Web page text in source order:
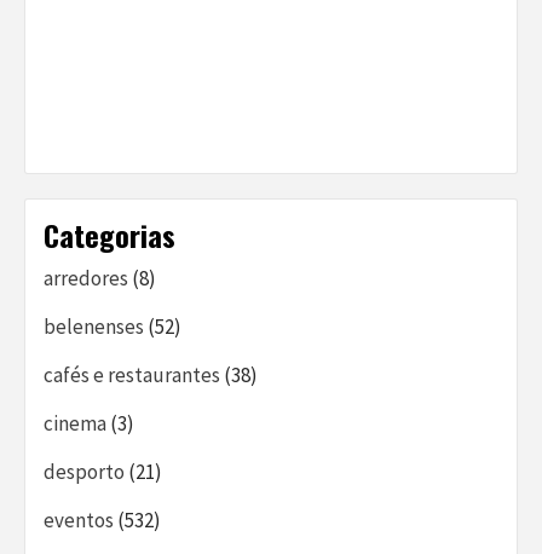
Categorias
arredores (8)
belenenses (52)
cafés e restaurantes (38)
cinema(3)
desporto (21)
eventos (532)